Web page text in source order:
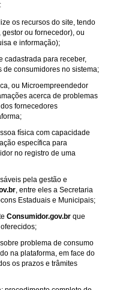
os recursos do site, tendo
ou fornecedor), ou
e informação);
cadastrada para receber,
consumidores no sistema;
ou Microempreendedor
acerca de problemas
fornecedores
física com capacidade
específica para
no registro de uma
pela gestão e
, entre eles a Secretaria
Estaduais e Municipais;
Consumidor.gov.br que
problema de consumo
na plataforma, em face do
os prazos e trâmites